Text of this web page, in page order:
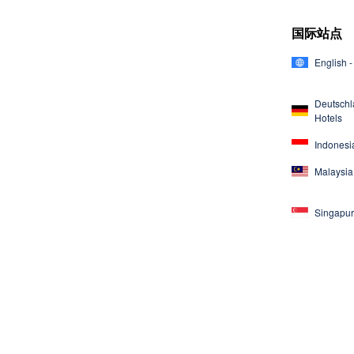
国际站点
English
Hotels